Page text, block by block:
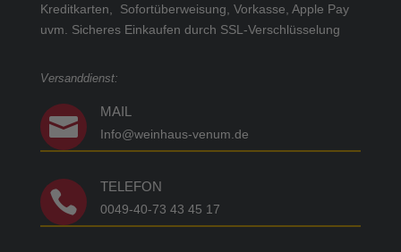
Kreditkarten, Sofortüberweisung, Vorkasse, Apple Pay
uvm. Sicheres Einkaufen durch SSL-Verschlüsselung
Versanddienst:

MAIL
Info@weinhaus-venum.de

TELEFON
0049-40-73 43 45 17